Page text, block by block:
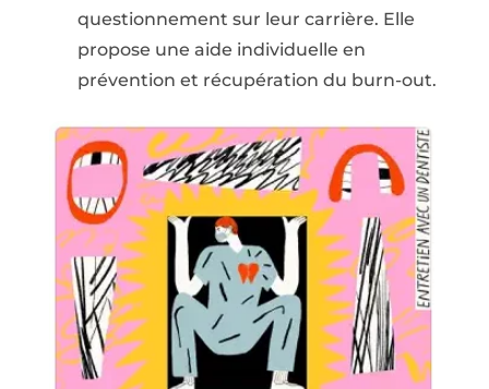
questionnement sur leur carrière. Elle
propose une aide individuelle en
prévention et récupération du burn-out.